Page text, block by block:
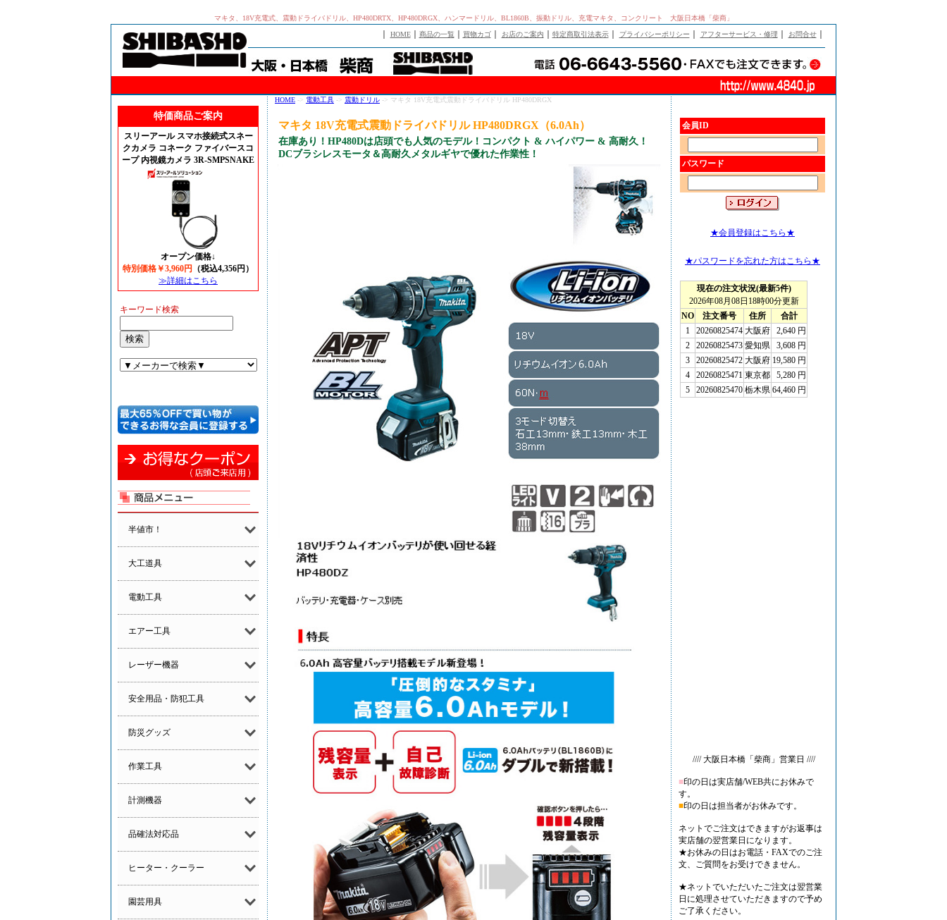
マキタ、18V充電式、震動ドライバドリル、HP480DRTX、HP480DRGX、ハンマードリル、BL1860B、振動ドリル、充電マキタ、コンクリート 大阪日本橋「柴商」
HOME｜ 商品の一覧 買物カゴ｜ お店のご案内 特定商取引法表示｜ プライバシーポリシー アフターサービス・修理 お問合せ｜
特価商品ご案内
スリーアール スマホ接続式スネー
クカメラ コネーク ファイバースコ
ープ 内視鏡カメラ 3R-SMPSNAKE
オープン価格↓
特別価格￥3,960円
（税込4,356円）
≫詳細はこちら
キーワード検索
半値市！
大工道具
電動工具
エアー工具
レーザー機器
安全用品・防犯工具
防災グッズ
作業工具
計測機器
品確法対応品
ヒーター・クーラー
園芸用具
HOME -> 電動工具 -> 震動ドリル -> マキタ 18V充電式震動ドライバドリル HP480DRGX
マキタ 18V充電式震動ドライバドリル HP480DRGX（6.0Ah）
在庫あり！HP480Dは店頭でも人気のモデル！コンパクト & ハイパワー & 高耐久！
DCブラシレスモータ＆高耐久メタルギヤで優れた作業性！
会員ID
パスワード
★会員登録はこちら★
★パスワードを忘れた方はこちら★
//// 大阪日本橋「柴商」営業日 ////
■印の日は実店舗/WEB共にお休みで
す。
■印の日は担当者がお休みです。
ネットでご注文はできますがお返事は
実店舗の翌営業日になります。
★お休みの日はお電話・FAXでのご注
文、ご質問をお受けできません。
★ネットでいただいたご注文は翌営業
日に処理させていただきますので予め
ご了承ください。